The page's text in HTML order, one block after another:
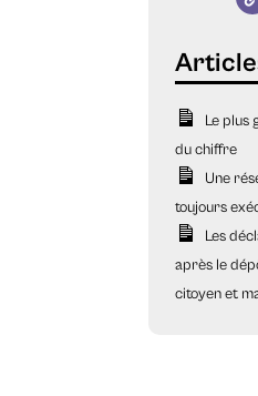
Le plus
du chiffre
Une
toujours
Les
après le
citoyen et